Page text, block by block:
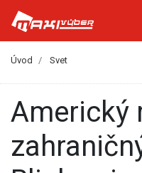
Úvod Svet
Americký minister